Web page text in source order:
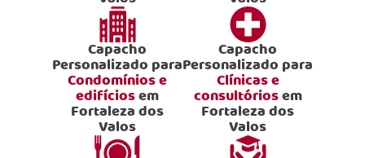
Capacho
Personalizado para
Condomínios e
edifíciosem
Fortaleza dos
Valos
Capacho
Personalizado para
Clínicas e
consultóriosem
Fortaleza dos
Valos